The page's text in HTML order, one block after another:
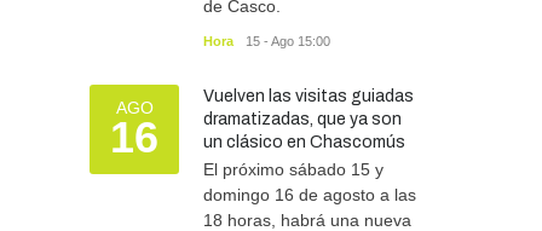
de Casco.
Hora 15 - Ago 15:00
AGO
16
Vuelven las visitas guiadas
dramatizadas, que ya son
un clásico en Chascomús
El próximo sábado 15 y
domingo 16 de agosto a las
18 horas, habrá una nueva